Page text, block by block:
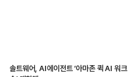
솔트웨어, AI에이전트 ‘아마존 퀵 AI 워크